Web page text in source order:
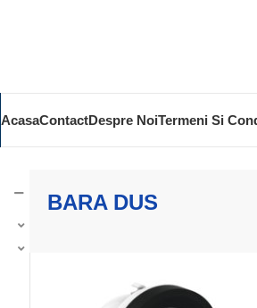
AcasaContactDespre NoiTermeni Si
BARA DUS